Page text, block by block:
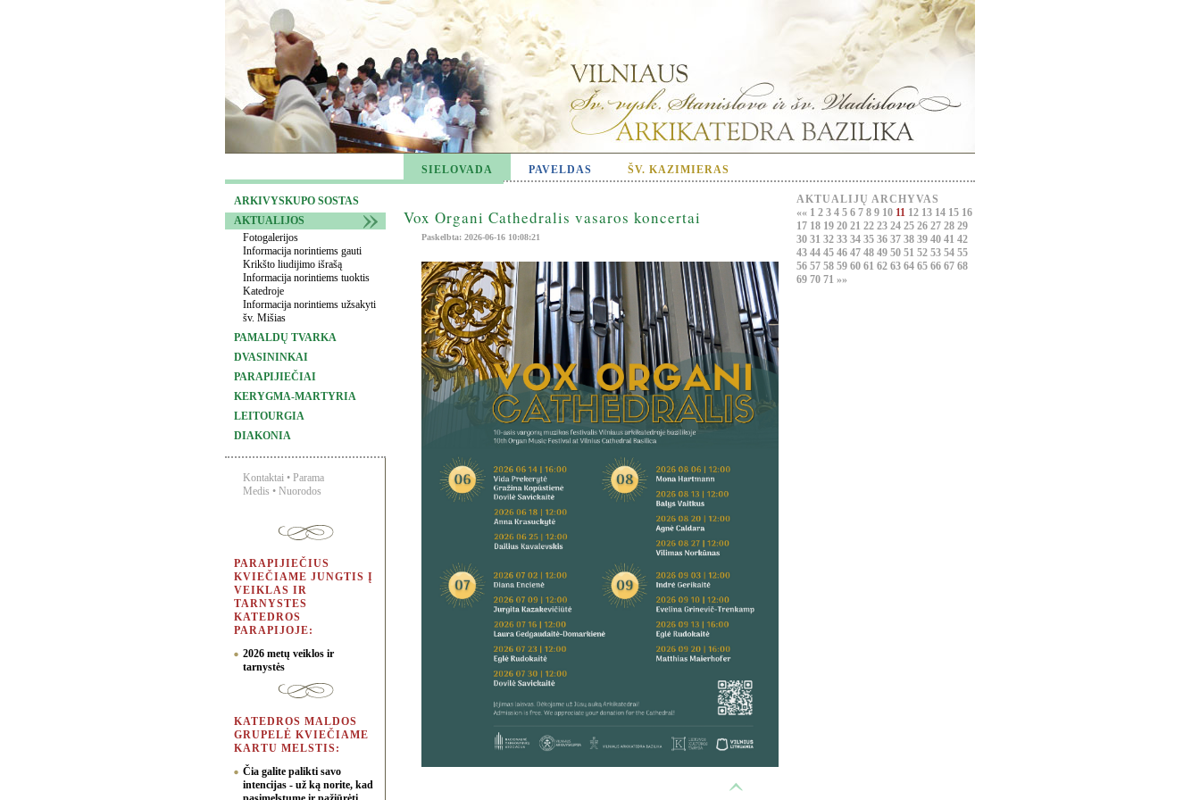
SIELOVADA PAVELDAS ŠV. KAZIMIERAS
ARKIVYSKUPO SOSTAS
AKTUALIJOS
Fotogalerijos
Informacija norintiems gauti
Krikšto liudijimo išrašą
Informacija norintiems tuoktis
Katedroje
Informacija norintiems užsakyti
šv. Mišias
PAMALDŲ TVARKA
DVASININKAI
PARAPIJIEČIAI
KERYGMA-MARTYRIA
LEITOURGIA
DIAKONIA
Kontaktai • Parama
Medis • Nuorodos
PARAPIJIEČIUS
KVIEČIAME JUNGTIS Į
VEIKLAS IR
TARNYSTES
KATEDROS
PARAPIJOJE:
2026 metų veiklos ir
tarnystės
KATEDROS MALDOS
GRUPELĖ KVIEČIAME
KARTU MELSTIS:
Čia galite palikti savo
intencijas - už ką norite, kad
Vox Organi Cathedralis vasaros koncertai
Paskelbta: 2026-06-16 10:08:21
AKTUALIJŲ ARCHYVAS
«« 1 2 3 4 5 6 7 8 9 10 11 12 13 14 15 16
17 18 19 20 21 22 23 24 25 26 27 28 29
30 31 32 33 34 35 36 37 38 39 40 41 42
43 44 45 46 47 48 49 50 51 52 53 54 55
56 57 58 59 60 61 62 63 64 65 66 67 68
69 70 71 »»